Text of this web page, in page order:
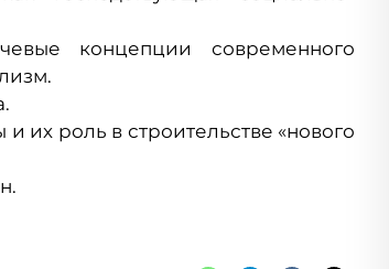
концепции современного
их роль в строительстве «нового